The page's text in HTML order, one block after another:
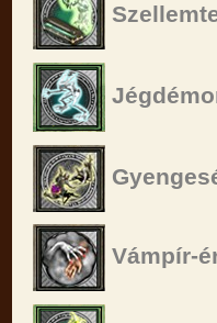
Vámpír-